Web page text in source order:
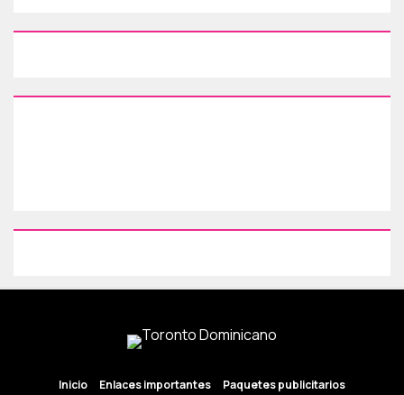
Inicio Enlaces importantes
Paquetes publicitarios